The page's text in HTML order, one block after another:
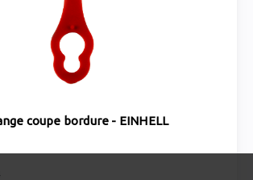
coupe bordure - EINHELL